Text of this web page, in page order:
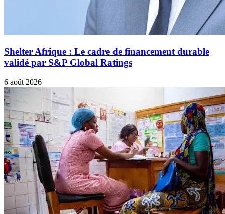
Shelter Afrique : Le cadre de financement durable
validé par S&P Global Ratings
6 août 2026